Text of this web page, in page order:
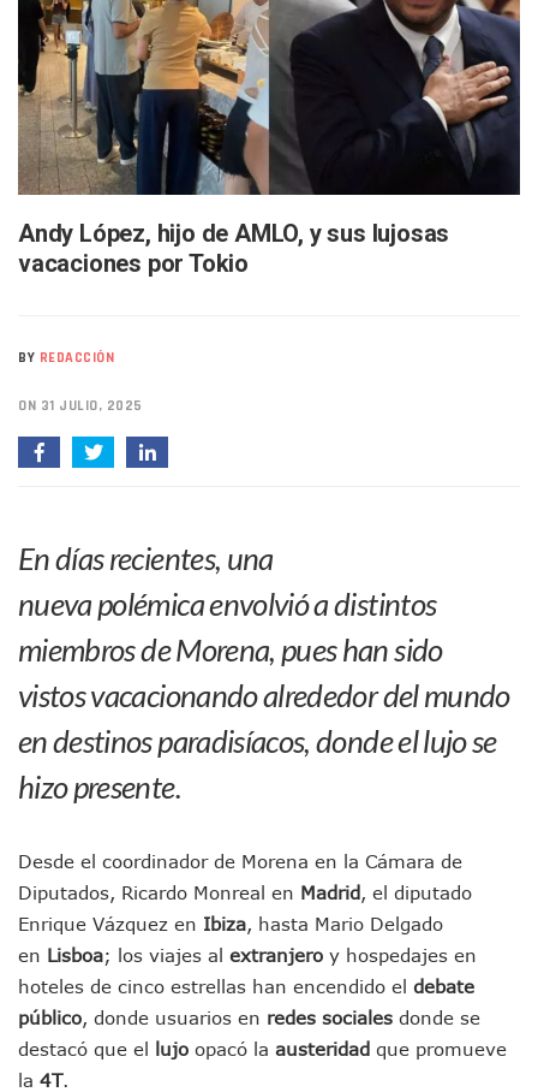
Bruno Blancas Lleva El Mensaje De La Cuarta
Liberan 180 Crías De Iguana Verde En El Estero El Salado
Puerto Vallarta Participa En Los PriceAgencies Awards
Ofrecerán Asesoría Jurídica Gratuita En Puerto Vallarta
Juan Solís E Iris Torres Buscan Integrar La Planilla Del PAN
Realizan Operativo Preventivo En Seis Colonias Del
Arquitecto Luis Munguía Reconoce La Labor Del Personal
Semana Lluviosa Para Puerto Vallarta Con Tormentas Y
Partido Verde Conforma Su 12.º “Ejército Del Verde” En
Buques Mexicanos Parten A Venezuela Con 718
IMSS Invierte 12.6 MDP En Remodelar Urgencias Del
Puerto Vallarta Fortalece Su Promoción En California Con
Accidente En Un RZR, Principal Hipótesis Por La Muerte
Este Viernes, Lemus Inaugurará El Sistema De
Nidos De Lluvia Busca Beneficiar A 100 Familias De
Hallazgo De Yareli Colmenares Tovar Eleva A 4 Cuerpos
Ra Aguilar Acompaña A Cientos De Familias En Las
“Kato” Supera El Abandono Y Comienza Una Nueva Vida
Poderoso Terremoto Destruye Edificios Y Puentes En
Munguía Es El Sexto Mejor Alcalde De Jalisco, Según
ATM Incorpora 20 Nuevos Camiones Al Corredor Bahía
Colectivos Piden A Lemus Más Ministerios Públicos Para
Avenida Federación En Puerto Vallarta Registra 80% De
Caída De “El Mencho” Elevó Percepción De Inseguridad
Mercado Vallarta Incluye Reúne A Emprendedores
Andy López, hijo de AMLO, y sus lujosas
vacaciones por Tokio
BY REDACCIÓN
ON 31 JULIO, 2025
En días recientes, una
nueva polémica envolvió a distintos
miembros de Morena, pues han sido
vistos vacacionando alrededor del mundo
en destinos paradisíacos, donde el lujo se
hizo presente.
Desde el coordinador de Morena en la Cámara de
Diputados, Ricardo Monreal en Madrid, el diputado
Enrique Vázquez en Ibiza, hasta Mario Delgado
en Lisboa; los viajes al extranjero y hospedajes en
hoteles de cinco estrellas han encendido el debate
público, donde usuarios en redes sociales donde se
destacó que el lujo opacó la austeridad que promueve
la 4T.